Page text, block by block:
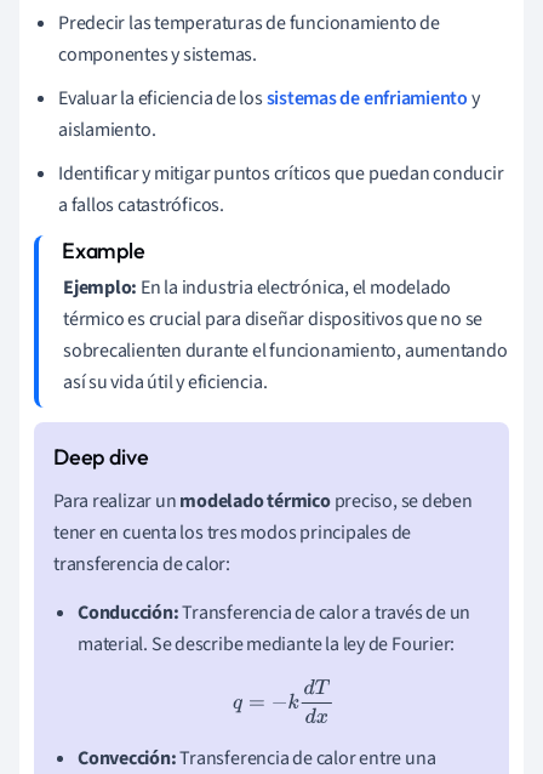
Predecir las temperaturas de funcionamiento de
componentes y sistemas.
Evaluar la eficiencia de lossistemas de enfriamientoy
aislamiento.
Identificar y mitigar puntos críticos que puedan conducir
a fallos catastróficos.
Ejemplo: En la industria electrónica, el modelado
térmico es crucial para diseñar dispositivos que no se
sobrecalienten durante el funcionamiento, aumentando
así su vida útil y eficiencia.
Para realizar unmodelado térmicopreciso, se deben
tener en cuenta los tres modos principales de
transferencia de calor:
Conducción:Transferencia de calor a través de un
material. Se describe mediante la ley de Fourier:
q= −kdTdx
Convección:Transferencia de calor entre una